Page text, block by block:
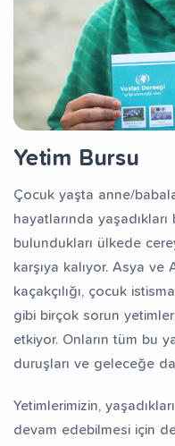
Yetim Bursu
Çocuk yaşta anne/
hayatlarında
bulundukları ülkede
karşıya kalıyor. Asya ve
kaçakçılığı, çocuk
gibi birçok sorun
etkiyor. Onların tüm bu
duruşları ve geleceğe
Yetimlerimizin,
devam edebilmesi için